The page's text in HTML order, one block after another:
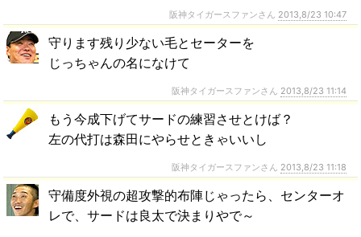
阪神タイガースファンさん 2013,8/23 10:47
守ります残り少ない毛とセーターを
じっちゃんの名になけて
阪神タイガースファンさん 2013,8/23 11:14
もう今成下げてサードの練習させとけば？
左の代打は森田にやらせときゃいいし
阪神タイガースファンさん 2013,8/23 11:18
守備度外視の超攻撃的布陣じゃったら、センターオ
レで、サードは良太で決まりやで～